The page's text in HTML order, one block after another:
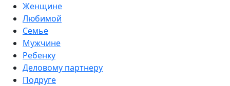
Женщине
Любимой
Семье
Мужчине
Ребенку
Деловому партнеру
Подруге